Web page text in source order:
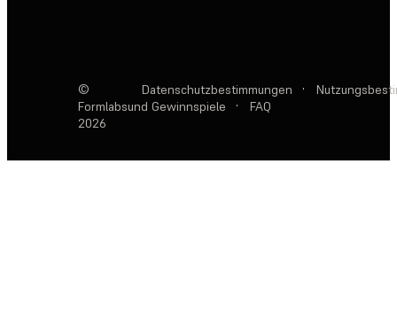
©
Formlabs
2026
Datenschutzbestimmungen ·
und Gewinnspiele
· FAQ